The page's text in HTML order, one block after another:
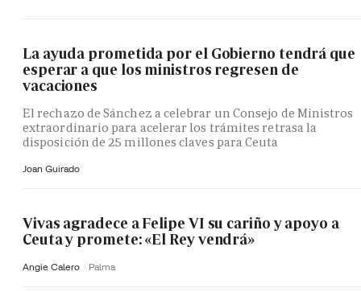
La ayuda prometida por el Gobierno tendrá que
esperar a que los ministros regresen de
vacaciones
El rechazo de Sánchez a celebrar un Consejo de Ministros
extraordinario para acelerar los trámites retrasa la
disposición de 25 millones claves para Ceuta
Joan Guirado
Vivas agradece a Felipe VI su cariño y apoyo a
Ceuta y promete: «El Rey vendrá»
Angie Calero Palma